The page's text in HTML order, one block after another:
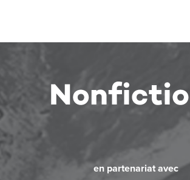
en partenariat avec